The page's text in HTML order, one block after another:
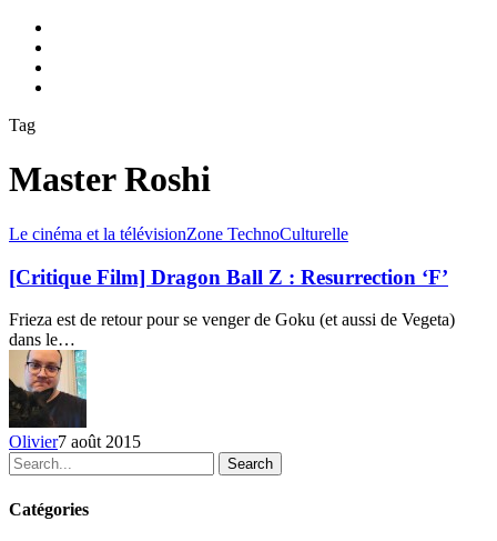
Tag
Master Roshi
[Critique
Dragon
Ball
Z
:
Resurrection
‘F’
Le cinéma et la télévisionZone TechnoCulturelle
[Critique Film] Dragon Ball Z : Resurrection ‘F’
Frieza est de retour pour se venger de Goku (et aussi de Vegeta)
dans le…
Olivier7 août 2015
Search
Catégories